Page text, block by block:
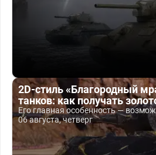
2D-стиль «Благородный
танков: как получать
Его главная особенность —
06 августа, четверг